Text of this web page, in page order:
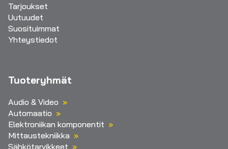
Tarjoukset
Uutuudet
Suosituimmat
Yhteystiedot
Tuoteryhmät
Audio & Video
Automaatio
Elektroniikan komponentit
Mittaustekniikka
Sähkötarvikkeet